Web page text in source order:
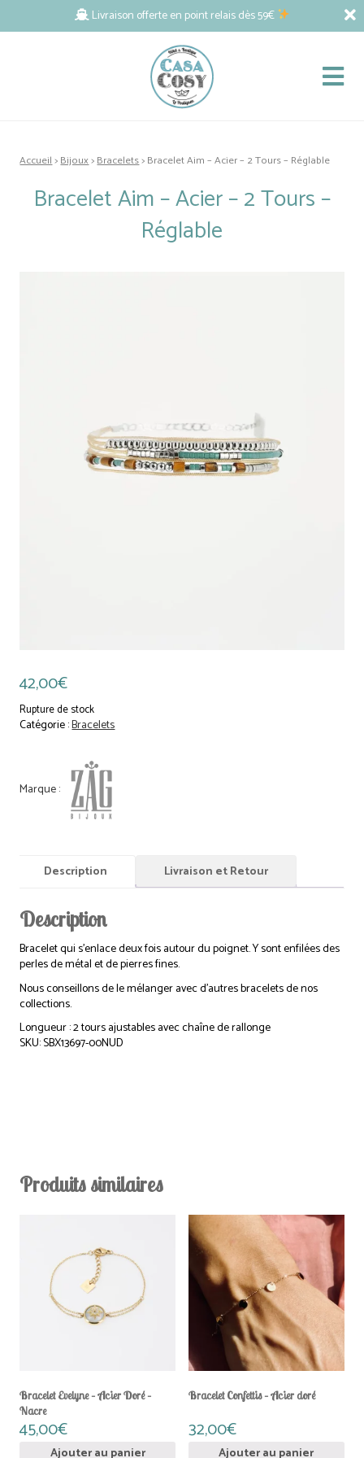
Livraison offerte en point relais dès 59€
Accueil>Bijoux>Bracelets> Bracelet Aim – Acier – 2 Tours – Réglable
Bracelet Aim – Acier – 2 Tours –
Réglable
42,00€
Rupture de stock
Catégorie :Bracelets
Description Livraison et Retour
Description
Bracelet qui s’enlace deux fois autour du poignet. Y sont enfilées des
perles de métal et de pierres fines.
Nous conseillons de le mélanger avec d’autres bracelets de nos
collections.
Longueur : 2 tours ajustables avec chaîne de rallonge
SKU: SBX13697-00NUD
Produits similaires
Bracelet Evelyne – Acier Doré –
Nacre
45,00€
Ajouter au panier
Bracelet Confettis – Acier doré
32,00€
Ajouter au panier